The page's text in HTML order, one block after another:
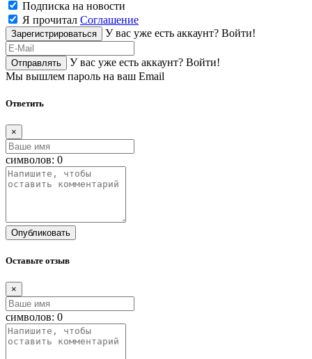
Подписка на новости
Я прочитал Соглашение
Зарегистрироваться У вас уже есть аккаунт? Войти!
Отправлять У вас уже есть аккаунт? Войти!
Мы вышлем пароль на ваш Email
Ответить
×
символов: 0
Опубликовать
Оставьте отзыв
×
символов: 0